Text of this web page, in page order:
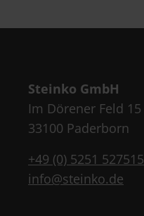
Steinko GmbH
Im Dörener Feld 15
33100 Paderborn
+49 (0) 5251 527515
info@steinko.de